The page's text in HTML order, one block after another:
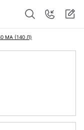
MA (140 Л)